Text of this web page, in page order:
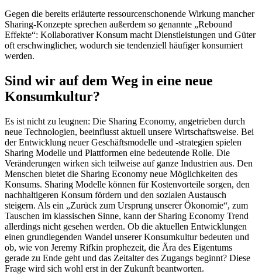
Gegen die bereits erläuterte ressourcenschonende Wirkung mancher
Sharing-Konzepte sprechen außerdem so genannte „Rebound
Effekte“: Kollaborativer Konsum macht Dienstleistungen und Güter
oft erschwinglicher, wodurch sie tendenziell häufiger konsumiert
werden.
Sind wir auf dem Weg in eine neue
Konsumkultur?
Es ist nicht zu leugnen: Die Sharing Economy, angetrieben durch
neue Technologien, beeinflusst aktuell unsere Wirtschaftsweise. Bei
der Entwicklung neuer Geschäftsmodelle und -strategien spielen
Sharing Modelle und Plattformen eine bedeutende Rolle. Die
Veränderungen wirken sich teilweise auf ganze Industrien aus. Den
Menschen bietet die Sharing Economy neue Möglichkeiten des
Konsums. Sharing Modelle können für Kostenvorteile sorgen, den
nachhaltigeren Konsum fördern und den sozialen Austausch
steigern. Als ein „Zurück zum Ursprung unserer Ökonomie“, zum
Tauschen im klassischen Sinne, kann der Sharing Economy Trend
allerdings nicht gesehen werden. Ob die aktuellen Entwicklungen
einen grundlegenden Wandel unserer Konsumkultur bedeuten und
ob, wie von Jeremy Rifkin prophezeit, die Ära des Eigentums
gerade zu Ende geht und das Zeitalter des Zugangs beginnt? Diese
Frage wird sich wohl erst in der Zukunft beantworten.